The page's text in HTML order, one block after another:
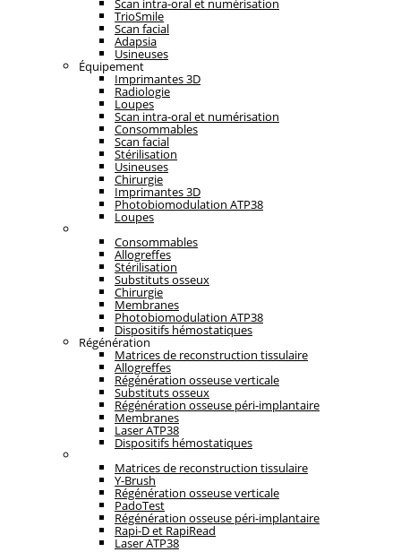
Scan intra-oral et numérisation
Scan facial
Usineuses
Imprimantes 3D
Loupes
Consommables
Stérilisation
Chirurgie
Photobiomodulation ATP38
Régénération
Allogreffes
Substituts osseux
Membranes
Dispositifs hémostatiques
Matrices de reconstruction tissulaire
Régénération osseuse verticale
Régénération osseuse péri-implantaire
Laser ATP38
Oral Care
Y-Brush
PadoTest
Rapi-D et RapiRead
TrioSmile
Adapsia
Équipement
Radiologie
Scan intra-oral et numérisation
Scan facial
Usineuses
Imprimantes 3D
Loupes
Consommables
Stérilisation
Chirurgie
Photobiomodulation ATP38
Régénération
Allogreffes
Substituts osseux
Membranes
Dispositifs hémostatiques
Matrices de reconstruction tissulaire
Régénération osseuse verticale
Régénération osseuse péri-implantaire
Laser ATP38